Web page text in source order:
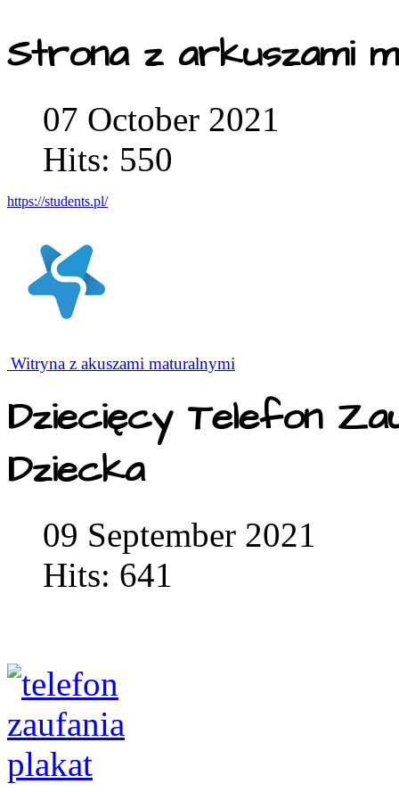
Strona z arkuszami
07 October 2021
Hits: 550
https://students.pl/
Witryna z akuszami maturalnymi
Dziecięcy Telefon
Dziecka
09 September 2021
Hits: 641